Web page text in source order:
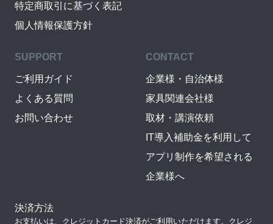
特定商取引に基づく表記
個人情報保護方針
SUPPORT
ご利用ガイド
よくある質問
お問い合わせ
CONTACT
企業様・自治体様
家具関連会社様
取材・講演依頼
IT導入補助金を利用して
アプリ制作を希望される
企業様へ
決済方法
お支払いは、クレジットカード決済がご利用いただけます。クレジ